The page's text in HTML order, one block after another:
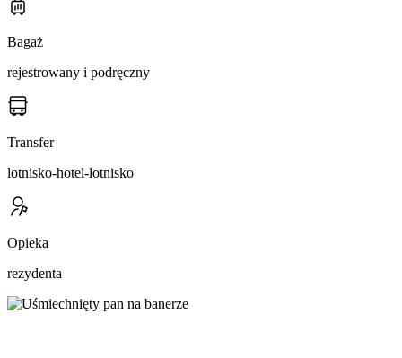
Bagaż
rejestrowany i podręczny
Transfer
lotnisko-hotel-lotnisko
Opieka
rezydenta